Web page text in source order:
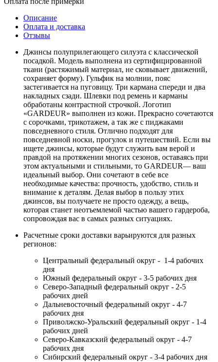
Описание
Оплата и доставка
Отзывы
Джинсы полуприлегающего силуэта с классической
посадкой. Модель выполнена из сертифицированной
ткани (растяжимый материал, не сковывает движений,
сохраняет форму). Гульфик на молнии, пояс
застегивается на пуговицу. Три кармана спереди и два
накладных сзади. Шлевки под ремень и карманы
обработаны контрастной строчкой. Логотип
«GARDEUR» выполнен из кожи. Прекрасно сочетаются
с сорочками, трикотажем, а так же с пиджаками
повседневного стиля. Отлично подходят для
повседневной носки, прогулок и путешествий. Если вы
ищете джинсы, которые будут служить вам верой и
правдой на протяжении многих сезонов, оставаясь при
этом актуальными и стильными, то GARDEUR— ваш
идеальный выбор. Они сочетают в себе все
необходимые качества: прочность, удобство, стиль и
внимание к деталям. Делая выбор в пользу этих
джинсов, вы получаете не просто одежду, а вещь,
которая станет неотъемлемой частью вашего гардероба,
сопровождая вас в самых разных ситуациях.
Расчетные сроки доставки варьируются для разных
регионов:
Центральный федеральный округ - 1-4 рабочих
дня
Южный федеральный округ - 3-5 рабочих дня
Северо-Западный федеральный округ - 2-5
рабочих дней
Дальневосточный федеральный округ - 4-7
рабочих дня
Приволжско-Уральский федеральный округ - 1-4
рабочих дней
Северо-Кавказский федеральный округ - 4-7
рабочих дня
Сибирский федеральный округ - 3-4 рабочих дня